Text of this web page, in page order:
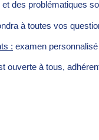
des problématiques
à toutes vos
: examen
ouverte à tous,